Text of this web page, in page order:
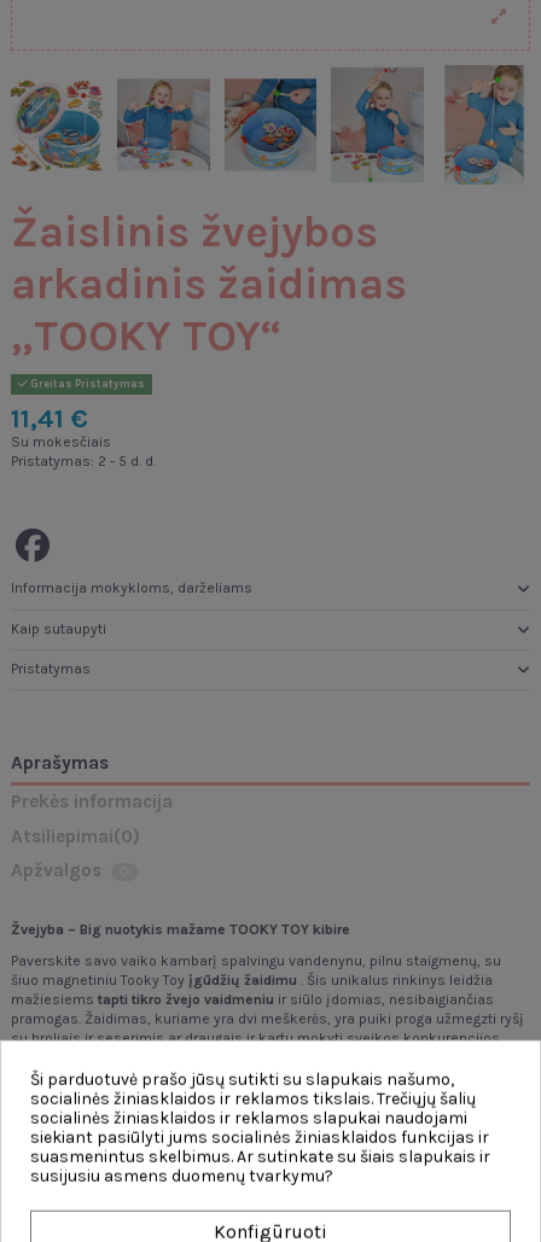
Žaislinis žvejybos
arkadinis žaidimas
„TOOKY TOY“
Greitas Pristatymas
11,41 €
Su mokesčiais
Pristatymas: 2 - 5 d. d.
Informacija mokykloms, darželiams
Kaip sutaupyti
Pristatymas
Aprašymas
Prekės informacija
Atsiliepimai(0)
Apžvalgos
Žvejyba – Big nuotykis mažame TOOKY TOY kibire
Paverskite savo vaiko kambarį spalvingu vandenynu, pilnu staigmenų, su
šiuo magnetiniu Tooky Toy įgūdžių žaidimu . Šis unikalus rinkinys leidžia
mažiesiems tapti tikro žvejo vaidmeniu ir siūlo įdomias, nesibaigiančias
pramogas. Žaidimas, kuriame yra dvi meškerės, yra puiki proga užmegzti ryšį
su broliais ir seserimis ar draugais ir kartu mokyti sveikos konkurencijos.
naudojimas užtikrina, kad žaidimas būtų ne tik žavus, bet ir visiškai saugus.
Tai tobulas kantrybės lavinimo ir povandeninio pasaulio tyrinėjimo džiaugsmo
derinys, kuris tikrai pradžiugins kiekvieną mažąjį tyrinėtoją.
Ypatybės:
-Vaikams nuo 3 metų.
Ši parduotuvė prašo jūsų sutikti su slapukais našumo,
socialinės žiniasklaidos ir reklamos tikslais. Trečiųjų šalių
socialinės žiniasklaidos ir reklamos slapukai naudojami
siekiant pasiūlyti jums socialinės žiniasklaidos funkcijas ir
suasmenintus skelbimus. Ar sutinkate su šiais slapukais ir
susijusiu asmens duomenų tvarkymu?
Konfigūruoti